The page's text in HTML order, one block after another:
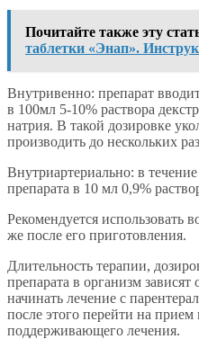
Почитайте также эту
таблетки «Энап».
Внутривенно: препарат
в 100мл 5-10% раствора
натрия. В такой дозировке
производить до нескольких
Внутриартериально: в
препарата в 10 мл 0,9%
Рекомендуется использовать
же после его приготовления.
Длительность терапии,
препарата в организм
начинать лечение с
после этого перейти на
поддерживающего лечения.